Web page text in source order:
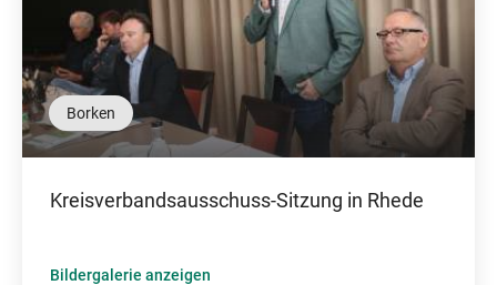
Borken
Kreisverbandsausschuss-Sitzung in Rhede
Bildergalerie anzeigen